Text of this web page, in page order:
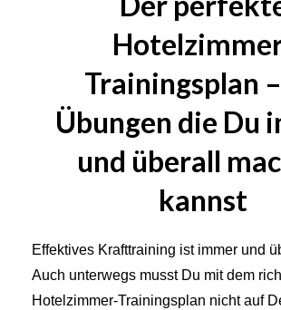
Trainingsplan
Übungen die Du
und überall
kannst
Effektives Krafttraining ist immer und
Auch unterwegs musst Du mit dem
Hotelzimmer-Trainingsplan nicht auf